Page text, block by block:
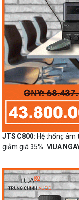
JTS C800: Hệ thống âm
giảm giá 35%.
MUA